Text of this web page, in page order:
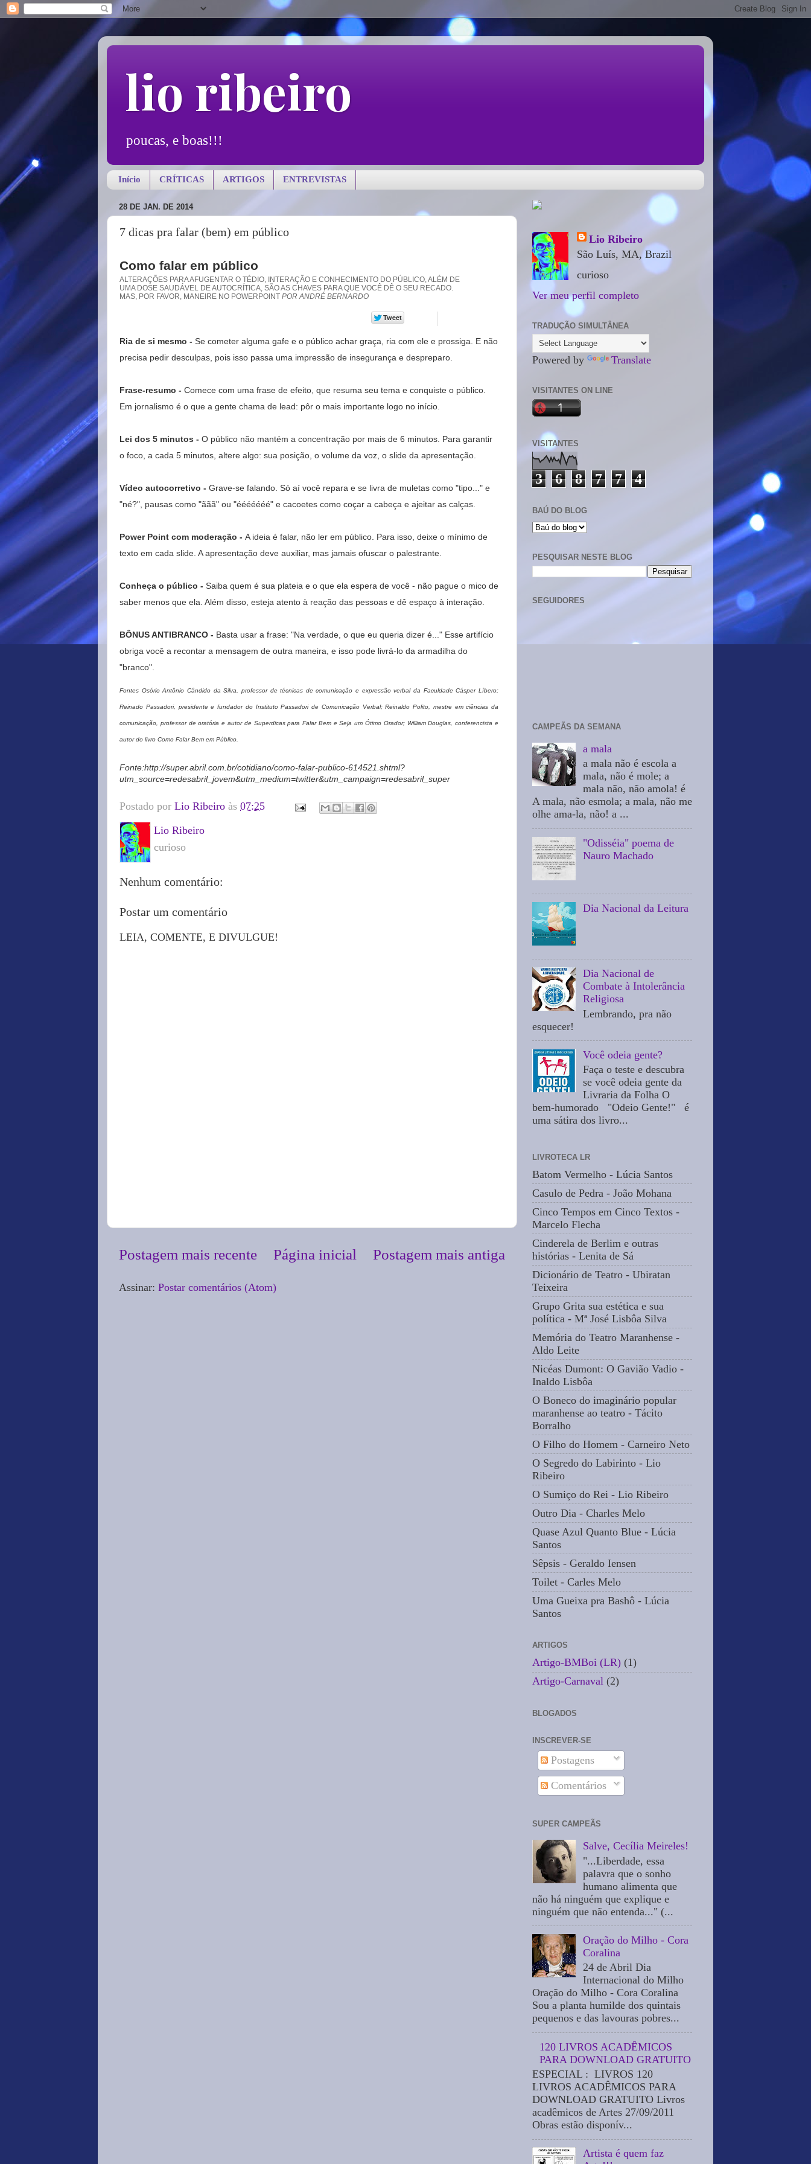
lio ribeiro
poucas, e boas!!!
Início CRÍTICAS ARTIGOS ENTREVISTAS
28 DE JAN. DE 2014
7 dicas pra falar (bem) em público
Como falar em público
ALTERAÇÕES PARA AFUGENTAR O TÉDIO, INTERAÇÃO E CONHECIMENTO DO PÚBLICO, ALÉM DE
UMA DOSE SAUDÁVEL DE AUTOCRÍTICA, SÃO AS CHAVES PARA QUE VOCÊ DÊ O SEU RECADO.
MAS, POR FAVOR, MANEIRE NO POWERPOINT POR ANDRÉ BERNARDO
Ria de si mesmo - Se cometer alguma gafe e o público achar graça, ria com ele e prossiga. E não
precisa pedir desculpas, pois isso passa uma impressão de insegurança e despreparo.
Frase-resumo - Comece com uma frase de efeito, que resuma seu tema e conquiste o público.
Em jornalismo é o que a gente chama de lead: pôr o mais importante logo no início.
Lei dos 5 minutos - O público não mantém a concentração por mais de 6 minutos. Para garantir
o foco, a cada 5 minutos, altere algo: sua posição, o volume da voz, o slide da apresentação.
Vídeo autocorretivo - Grave-se falando. Só aí você repara e se livra de muletas como "tipo..." e
"né?", pausas como "ããã" ou "ééééééé" e cacoetes como coçar a cabeça e ajeitar as calças.
Power Point com moderação - A ideia é falar, não ler em público. Para isso, deixe o mínimo de
texto em cada slide. A apresentação deve auxiliar, mas jamais ofuscar o palestrante.
Conheça o público - Saiba quem é sua plateia e o que ela espera de você - não pague o mico de
saber menos que ela. Além disso, esteja atento à reação das pessoas e dê espaço à interação.
BÔNUS ANTIBRANCO - Basta usar a frase: "Na verdade, o que eu queria dizer é..." Esse artifício
obriga você a recontar a mensagem de outra maneira, e isso pode livrá-lo da armadilha do
"branco".
Fontes Osório Antônio Cândido da Silva, professor de técnicas de comunicação e expressão verbal da Faculdade Cásper Líbero;
Reinado Passadori, presidente e fundador do Instituto Passadori de Comunicação Verbal; Reinaldo Polito, mestre em ciências da
comunicação, professor de oratória e autor de Superdicas para Falar Bem e Seja um Ótimo Orador; William Douglas, conferencista e
autor do livro Como Falar Bem em Público.
Fonte:http://super.abril.com.br/cotidiano/como-falar-publico-614521.shtml?
utm_source=redesabril_jovem&utm_medium=twitter&utm_campaign=redesabril_super
Postado por Lio Ribeiro às 07:25
Lio Ribeiro
curioso
Nenhum comentário:
Postar um comentário
LEIA, COMENTE, E DIVULGUE!
Postagem mais recente Postagem mais antiga
Página inicial
Assinar: Postar comentários (Atom)
Lio Ribeiro
São Luís, MA, Brazil
curioso
Ver meu perfil completo
TRADUÇÃO SIMULTÂNEA
Powered by Translate
VISITANTES ON LINE
VISITANTES
3 6 8 7 7 4
BAÚ DO BLOG
PESQUISAR NESTE BLOG
SEGUIDORES
CAMPEÃS DA SEMANA
a mala
a mala não é escola a
mala, não é mole; a
mala não, não amola! é
A mala, não esmola; a mala, não me
olhe ama-la, não! a ...
"Odisséia" poema de
Nauro Machado
Dia Nacional da Leitura
Dia Nacional de
Combate à Intolerância
Religiosa
Lembrando, pra não
esquecer!
Você odeia gente?
Faça o teste e descubra
se você odeia gente da
Livraria da Folha O
bem-humorado "Odeio Gente!" é
uma sátira dos livro...
LIVROTECA LR
Batom Vermelho - Lúcia Santos
Casulo de Pedra - João Mohana
Cinco Tempos em Cinco Textos -
Marcelo Flecha
Cinderela de Berlim e outras
histórias - Lenita de Sá
Dicionário de Teatro - Ubiratan
Teixeira
Grupo Grita sua estética e sua
política - Mª José Lisbôa Silva
Memória do Teatro Maranhense -
Aldo Leite
Nicéas Dumont: O Gavião Vadio -
Inaldo Lisbôa
O Boneco do imaginário popular
maranhense ao teatro - Tácito
Borralho
O Filho do Homem - Carneiro Neto
O Segredo do Labirinto - Lio
Ribeiro
O Sumiço do Rei - Lio Ribeiro
Outro Dia - Charles Melo
Quase Azul Quanto Blue - Lúcia
Santos
Sêpsis - Geraldo Iensen
Toilet - Carles Melo
Uma Gueixa pra Bashô - Lúcia
Santos
ARTIGOS
Artigo-BMBoi (LR) (1)
Artigo-Carnaval (2)
BLOGADOS
INSCREVER-SE
Postagens
Comentários
SUPER CAMPEÃS
Salve, Cecília Meireles!
"...Liberdade, essa
palavra que o sonho
humano alimenta que
não há ninguém que explique e
ninguém que não entenda..." (...
Oração do Milho - Cora
Coralina
24 de Abril Dia
Internacional do Milho
Oração do Milho - Cora Coralina
Sou a planta humilde dos quintais
pequenos e das lavouras pobres...
120 LIVROS ACADÊMICOS
PARA DOWNLOAD GRATUITO
ESPECIAL : LIVROS 120
LIVROS ACADÊMICOS PARA
DOWNLOAD GRATUITO Livros
acadêmicos de Artes 27/09/2011
Obras estão disponív...
Artista é quem faz